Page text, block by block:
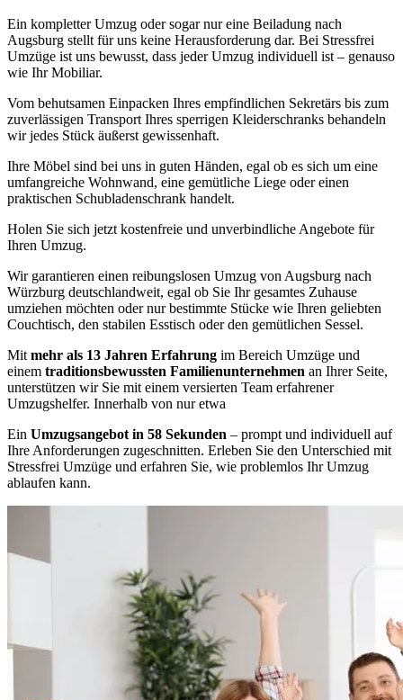
Ein kompletter Umzug oder sogar nur eine Beiladung nach
Augsburg stellt für uns keine Herausforderung dar. Bei Stressfrei
Umzüge ist uns bewusst, dass jeder Umzug individuell ist – genauso
wie Ihr Mobiliar.
Vom behutsamen Einpacken Ihres empfindlichen Sekretärs bis zum
zuverlässigen Transport Ihres sperrigen Kleiderschranks behandeln
wir jedes Stück äußerst gewissenhaft.
Ihre Möbel sind bei uns in guten Händen, egal ob es sich um eine
umfangreiche Wohnwand, eine gemütliche Liege oder einen
praktischen Schubladenschrank handelt.
Holen Sie sich jetzt kostenfreie und unverbindliche Angebote für
Ihren Umzug.
Wir garantieren einen reibungslosen Umzug von Augsburg nach
Würzburg deutschlandweit, egal ob Sie Ihr gesamtes Zuhause
umziehen möchten oder nur bestimmte Stücke wie Ihren geliebten
Couchtisch, den stabilen Esstisch oder den gemütlichen Sessel.
Mit mehr als 13 Jahren Erfahrung im Bereich Umzüge und
einem traditionsbewussten Familienunternehmen an Ihrer Seite,
unterstützen wir Sie mit einem versierten Team erfahrener
Umzugshelfer. Innerhalb von nur etwa
Ein Umzugsangebot in 58 Sekunden – prompt und individuell auf
Ihre Anforderungen zugeschnitten. Erleben Sie den Unterschied mit
Stressfrei Umzüge und erfahren Sie, wie problemlos Ihr Umzug
ablaufen kann.